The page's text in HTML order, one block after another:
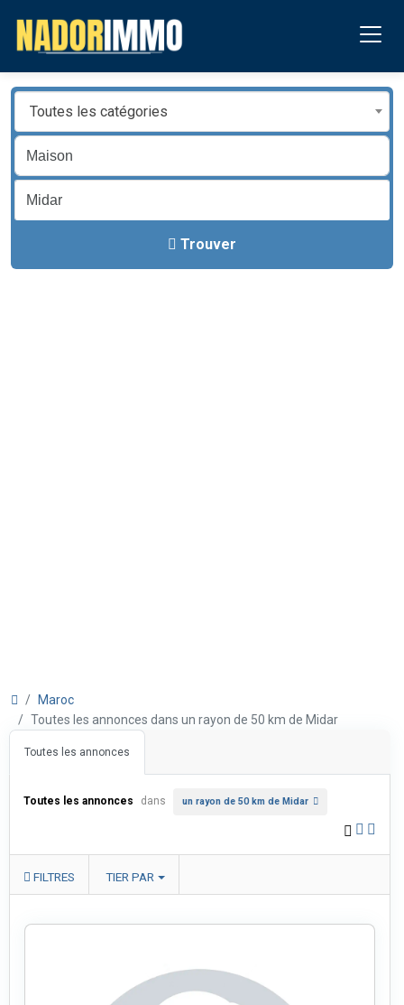
Toutes les catégories
Trouver
Maroc
Toutes les annonces dans un rayon de 50 km de Midar
Toutes les annonces
Toutes les annonces dans un rayon de 50 km de Midar
FILTRES TIER PAR